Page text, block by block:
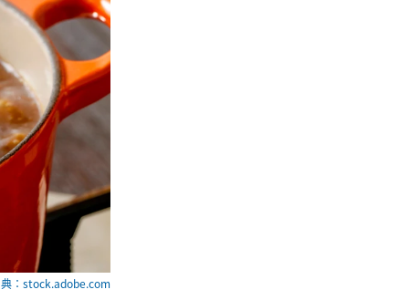
：stock.adobe.com